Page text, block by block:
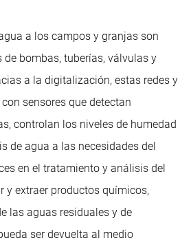
a los campos y granjas son
de bombas, tuberías, válvulas y
a la digitalización, estas redes y
sensores que detectan
controlan los niveles de humedad
de agua a las necesidades del
en el tratamiento y análisis del
y extraer productos químicos,
las aguas residuales y de
ser devuelta al medio